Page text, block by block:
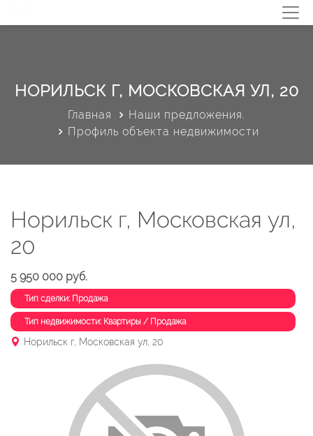
НОРИЛЬСК Г, МОСКОВСКАЯ УЛ, 20
Главная
Наши предложения.
Профиль объекта недвижимости
Норильск г, Московская ул,
20
5 950 000 руб.
Тип сделки: Продажа
Тип недвижимости: Квартиры / Продажа
Норильск г, Московская ул, 20